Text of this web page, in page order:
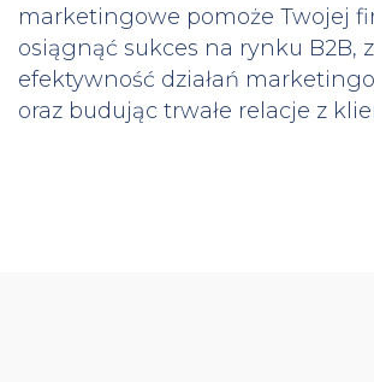
marketingowe pomoże Twojej
osiągnąć sukces na rynku B2B,
efektywność działań
oraz budując trwałe relacje z